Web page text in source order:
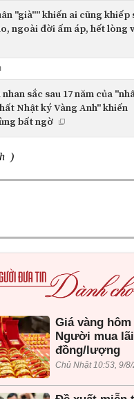
"già"" khiến ai cũng khiếp
ngoài đời ấm áp, hết lòng
sắc sau 17 năm của
Nhật ký Vàng Anh" khiến
bất ngờ
)
Giá vàng hôm
Người mua
đồng/lượng
Chủ Nhật 10:53, 9/